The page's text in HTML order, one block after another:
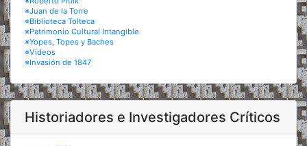
※Juan de la Torre
※Biblioteca Tolteca
※Patrimonio Cultural Intangible
※Yopes, Topes y Baches
※Videos
※Invasión de 1847
Historiadores e Investigadores Críticos